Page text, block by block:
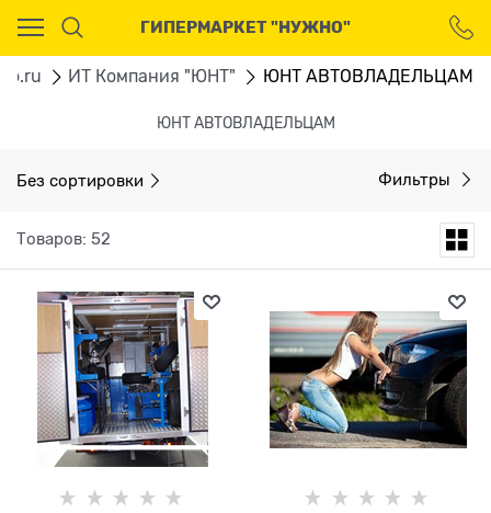
ГИПЕРМАРКЕТ "НУЖНО"
ИТ Компания "ЮНТ" ЮНТ АВТОВЛАДЕЛЬЦАМ
ЮНТ АВТОВЛАДЕЛЬЦАМ
Без сортировки Фильтры
Товаров: 52
Ваш город - Москва,
угадали?
ДА НЕТ